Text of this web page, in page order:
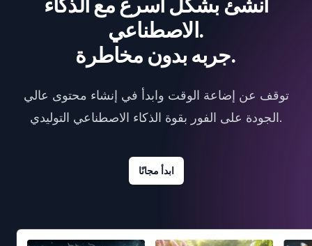
أنشئ بشكل أسرع مع الذكاء
الاصطناعي.
جربه بدون مخاطرة.
توقف عن إضاعة الوقت وابدأ في إنشاء محتوى عالي
الجودة على الفور بقوة الذكاء الاصطناعي التوليدي.
ابدأ مجانًا